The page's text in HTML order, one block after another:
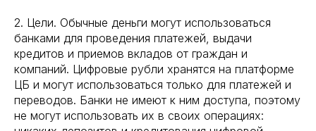
2. Цели. Обычные деньги могут использоваться
банками для проведения платежей, выдачи
кредитов и приемов вкладов от граждан и
компаний. Цифровые рубли хранятся на платформе
ЦБ и могут использоваться только для платежей и
переводов. Банки не имеют к ним доступа, поэтому
не могут использовать их в своих операциях: